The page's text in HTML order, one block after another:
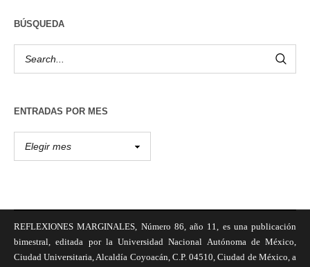
BÚSQUEDA
ENTRADAS POR MES
REFLEXIONES MARGINALES, Número 86, año 11, es una publicación
bimestral, editada por la Universidad Nacional Autónoma de México,
Ciudad Universitaria, Alcaldía Coyoacán, C.P. 04510, Ciudad de México, a